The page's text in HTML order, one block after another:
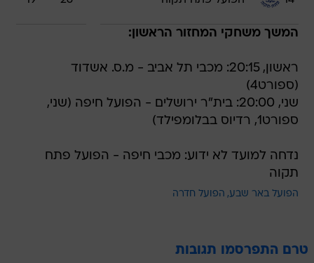
המשך משחקי המחזור הראשון:
ראשון, 20:15: מכבי תל אביב - מ.ס. אשדוד
(ספורט4)
שני, 20:00: בית"ר ירושלים - הפועל חיפה (שני,
ספורט1, רדיוס בבלומפילד)
נדחה למועד לא ידוע: מכבי חיפה - הפועל פתח
תקוה
הפועל באר שבע הפועל חדרה
טרם התפרסמו תגובות